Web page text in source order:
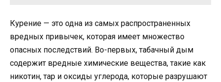
Курение — это одна из самых распространенных
вредных привычек, которая имеет множество
опасных последствий. Во-первых, табачный дым
содержит вредные химические вещества, такие как
никотин, тар и оксиды углерода, которые разрушают